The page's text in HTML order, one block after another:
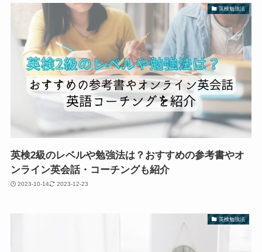
英検勉強法
英検2級のレベルや勉強法は？おすすめの参考書やオ
ンライン英会話・コーチングも紹介
2023-10-14 2023-12-23
英検勉強法